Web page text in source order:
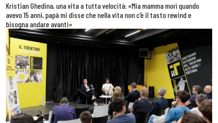
Kristian Ghedina, una vita a tutta velocità: «Mia mamma morì quando
avevo 15 anni, papà mi disse che nella vita non c’è il tasto rewind e
bisogna andare avanti»